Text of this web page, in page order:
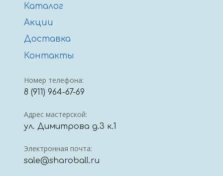
Каталог
Акции
Доставка
Контакты
Номер телефона:
8 (911) 964-67-69
Адрес мастерской:
ул. Димитрова д.3 к.1
Электронная почта:
sale@sharoball.ru